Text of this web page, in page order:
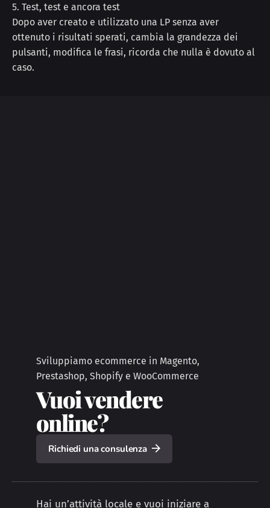
5. Test, test e ancora test
Dopo aver creato e utilizzato una LP senza aver
ottenuto i risultati sperati, cambia la grandezza dei
pulsanti, modifica le frasi, ricorda che nulla è dovuto al
caso.
Sviluppiamo ecommerce in Magento,
Prestashop, Shopify e WooCommerce
Vuoi vendere
online?
Richiedi una consulenza
Hai un’attività locale e vuoi iniziare a